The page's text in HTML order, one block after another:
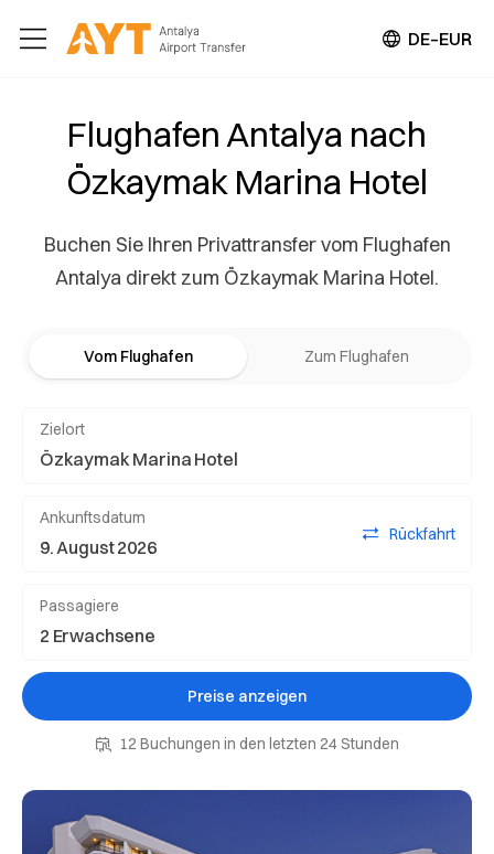
DE–EUR
Flughafen Antalya nach
Özkaymak Marina Hotel
Buchen Sie Ihren Privattransfer vom Flughafen
Antalya direkt zum Özkaymak Marina Hotel.
Vom Flughafen Zum Flughafen
Zielort
Ankunftsdatum
Rückfahrt
Passagiere
Preise anzeigen
12 Buchungen in den letzten 24 Stunden